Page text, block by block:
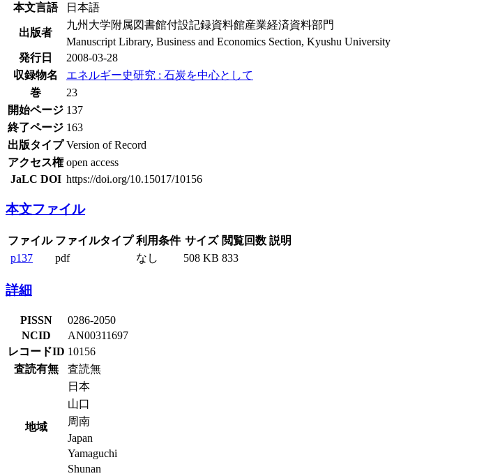
本文言語
日本語
出版者
九州大学附属図書館付設記録資料館産業経済資料部門
Manuscript Library, Business and Economics Section, Kyushu University
発行日
2008-03-28
収録物名
エネルギー史研究 : 石炭を中心として
巻
23
開始ページ 137
終了ページ 163
出版タイプ Version of Record
アクセス権 open access
JaLC DOI https://doi.org/10.15017/10156
本文ファイル
ファイル ファイルタイプ 利用条件 サイズ 閲覧回数 説明
p137
pdf なし 508 KB 833
詳細
PISSN
0286-2050
NCID
AN00311697
レコードID 10156
査読有無
査読無
地域
日本
山口
周南
Japan
Yamaguchi
Shunan